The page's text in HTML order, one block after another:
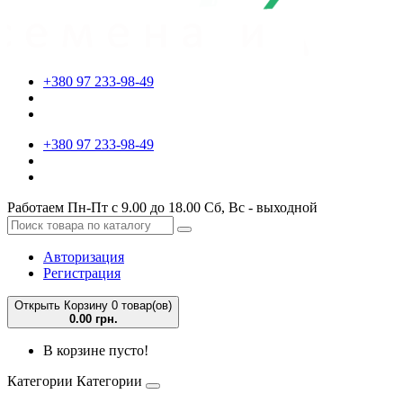
+380 97 233-98-49
+380 97 233-98-49
Работаем Пн-Пт с 9.00 до 18.00 Сб, Вс - выходной
Авторизация
Регистрация
Открыть Корзину 0 товар(ов)
0.00 грн.
В корзине пусто!
Категории Категории